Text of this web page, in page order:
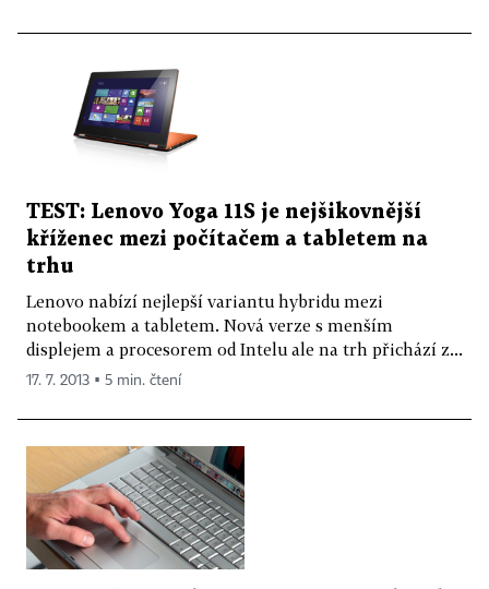
TEST: Lenovo Yoga 11S je nejšikovnější
kříženec mezi počítačem a tabletem na
trhu
Lenovo nabízí nejlepší variantu hybridu mezi
notebookem a tabletem. Nová verze s menším
displejem a procesorem od Intelu ale na trh přichází z...
17. 7. 2013 ▪ 5 min. čtení